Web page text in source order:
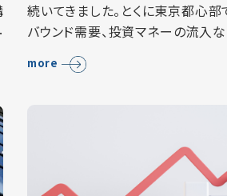
続いてきました。とくに東京都心
バウンド需要、投資マネーの流入
大きく上昇し、「マンション価格は
われる状況が続いていました。 しか
more